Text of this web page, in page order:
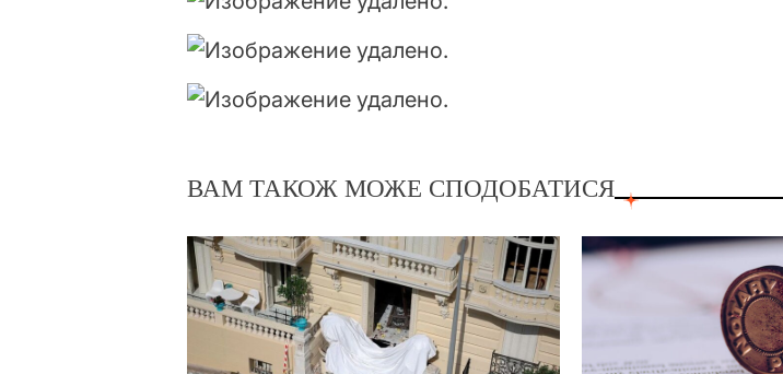
ВАМ ТАКОЖ МОЖЕ СПОДОБАТИСЯ